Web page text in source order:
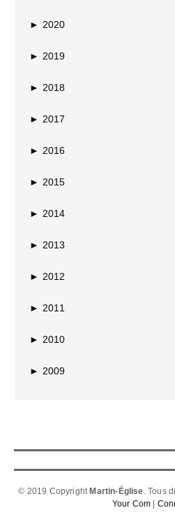
► 2020
► 2019
► 2018
► 2017
► 2016
► 2015
► 2014
► 2013
► 2012
► 2011
► 2010
► 2009
© 2019 Copyright Martin-Église. Tous
Your Com